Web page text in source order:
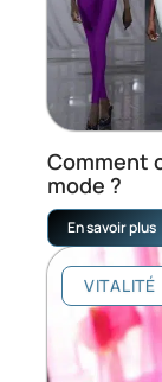
Comment
mode ?
En savoir plus
VITALITÉ